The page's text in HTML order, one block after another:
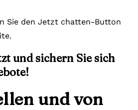
Sie den Jetzt chatten-Button
und sichern Sie sich
und von